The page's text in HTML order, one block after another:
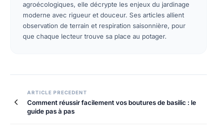
agroécologiques, elle décrypte les enjeux du jardinage
moderne avec rigueur et douceur. Ses articles allient
observation de terrain et respiration saisonnière, pour
que chaque lecteur trouve sa place au potager.
Navigation
de
ARTICLE PRECEDENT
Comment réussir facilement vos boutures de basilic : le
guide pas à pas